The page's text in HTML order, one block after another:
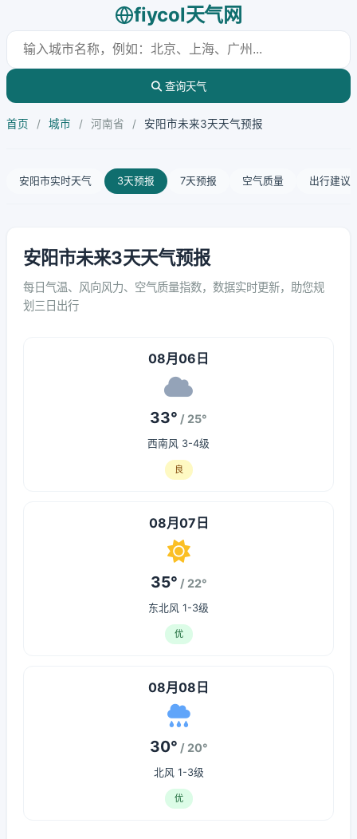
fiycol天气网
查询天气
首页 / 城市 / 河南省 / 安阳市未来3天天气预报
安阳市实时天气 3天预报 7天预报 空气质量 出行建议
安阳市未来3天天气预报
每日气温、风向风力、空气质量指数，数据实时更新，助您规
划三日出行
08月06日
33° / 25°
西南风 3-4级
良
08月07日
35° / 22°
东北风 1-3级
优
08月08日
30° / 20°
北风 1-3级
优